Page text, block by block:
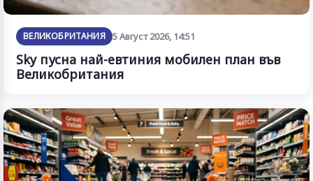
ВЕЛИКОБРИТАНИЯ 5 Август 2026, 14:51
Sky пусна най-евтиния мобилен план във
Великобритания